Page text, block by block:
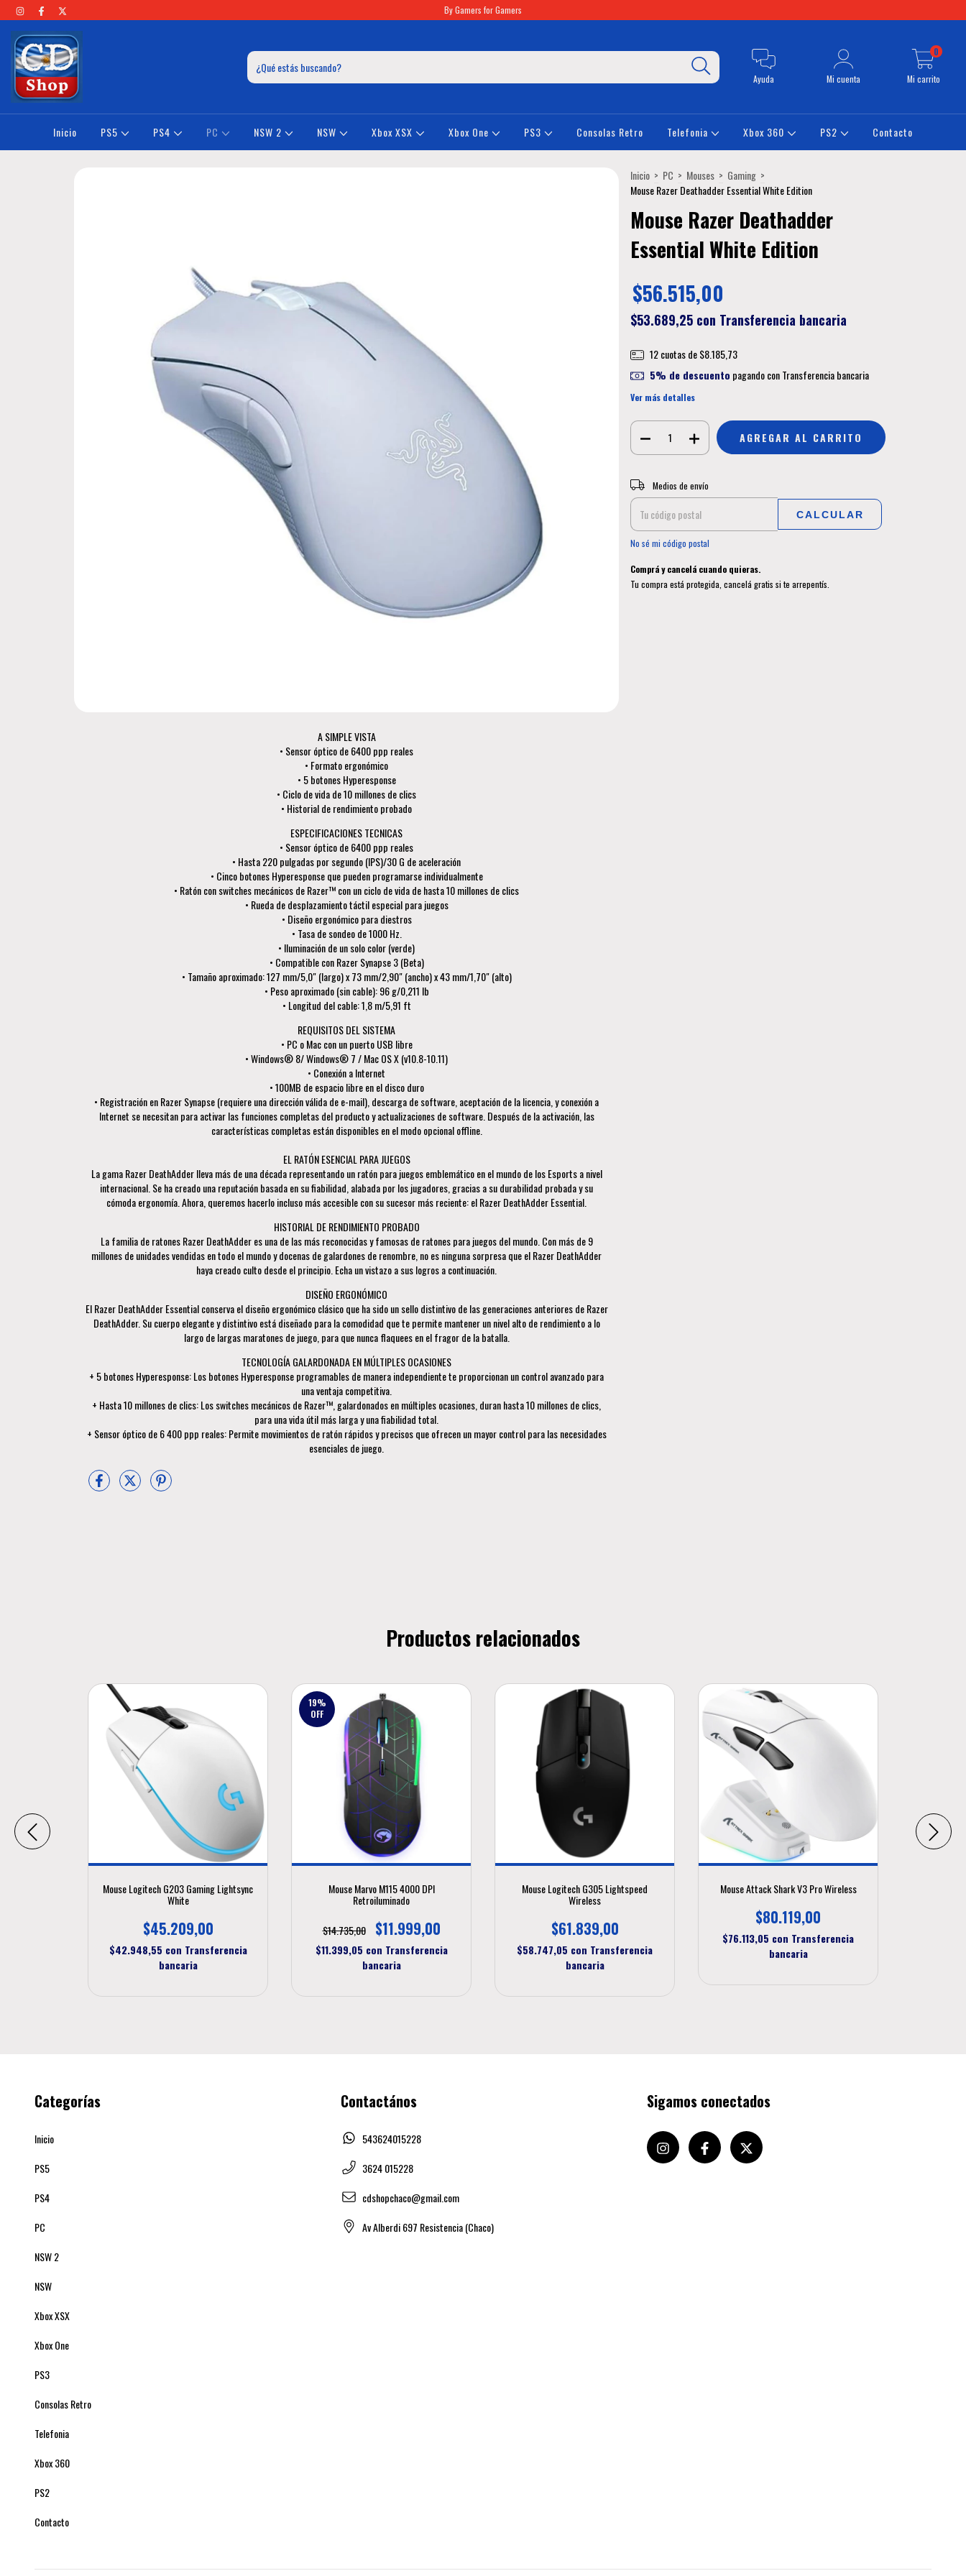
By Gamers for Gamers
Ayuda Mi cuenta Mi carrito
0
Inicio PS5 PS4 PC NSW 2 NSW Xbox XSX Xbox One PS3 Consolas Retro Telefonia Xbox 360 PS2 Contacto
A SIMPLE VISTA
• Sensor óptico de 6400 ppp reales
• Formato ergonómico
• 5 botones Hyperesponse
• Ciclo de vida de 10 millones de clics
• Historial de rendimiento probado
ESPECIFICACIONES TECNICAS
• Sensor óptico de 6400 ppp reales
• Hasta 220 pulgadas por segundo (IPS)/30 G de aceleración
• Cinco botones Hyperesponse que pueden programarse individualmente
• Ratón con switches mecánicos de Razer™ con un ciclo de vida de hasta 10 millones de clics
• Rueda de desplazamiento táctil especial para juegos
• Diseño ergonómico para diestros
• Tasa de sondeo de 1000 Hz.
• Iluminación de un solo color (verde)
• Compatible con Razer Synapse 3 (Beta)
• Tamaño aproximado: 127 mm/5,0" (largo) x 73 mm/2,90" (ancho) x 43 mm/1,70" (alto)
• Peso aproximado (sin cable): 96 g/0,211 lb
• Longitud del cable: 1,8 m/5,91 ft
REQUISITOS DEL SISTEMA
• PC o Mac con un puerto USB libre
• Windows® 8/ Windows® 7 / Mac OS X (v10.8-10.11)
• Conexión a Internet
• 100MB de espacio libre en el disco duro
• Registración en Razer Synapse (requiere una dirección válida de e-mail), descarga de software, aceptación de la licencia, y conexión a
Internet se necesitan para activar las funciones completas del producto y actualizaciones de software. Después de la activación, las
características completas están disponibles en el modo opcional offline.
EL RATÓN ESENCIAL PARA JUEGOS
La gama Razer DeathAdder lleva más de una década representando un ratón para juegos emblemático en el mundo de los Esports a nivel
internacional. Se ha creado una reputación basada en su fiabilidad, alabada por los jugadores, gracias a su durabilidad probada y su
cómoda ergonomía. Ahora, queremos hacerlo incluso más accesible con su sucesor más reciente: el Razer DeathAdder Essential.
HISTORIAL DE RENDIMIENTO PROBADO
La familia de ratones Razer DeathAdder es una de las más reconocidas y famosas de ratones para juegos del mundo. Con más de 9
millones de unidades vendidas en todo el mundo y docenas de galardones de renombre, no es ninguna sorpresa que el Razer DeathAdder
haya creado culto desde el principio. Echa un vistazo a sus logros a continuación.
DISEÑO ERGONÓMICO
El Razer DeathAdder Essential conserva el diseño ergonómico clásico que ha sido un sello distintivo de las generaciones anteriores de Razer
DeathAdder. Su cuerpo elegante y distintivo está diseñado para la comodidad que te permite mantener un nivel alto de rendimiento a lo
largo de largas maratones de juego, para que nunca flaquees en el fragor de la batalla.
TECNOLOGÍA GALARDONADA EN MÚLTIPLES OCASIONES
+ 5 botones Hyperesponse: Los botones Hyperesponse programables de manera independiente te proporcionan un control avanzado para
una ventaja competitiva.
+ Hasta 10 millones de clics: Los switches mecánicos de Razer™, galardonados en múltiples ocasiones, duran hasta 10 millones de clics,
para una vida útil más larga y una fiabilidad total.
+ Sensor óptico de 6 400 ppp reales: Permite movimientos de ratón rápidos y precisos que ofrecen un mayor control para las necesidades
esenciales de juego.
Inicio > PC > Mouses > Gaming >
Mouse Razer Deathadder Essential White Edition
Mouse Razer Deathadder
Essential White Edition
$56.515,00
$53.689,25 con Transferencia bancaria
12 cuotas de$8.185,73
5% de descuento pagando con Transferencia bancaria
Ver más detalles
Entregas para el CP:
Medios de envío
CALCULAR
No sé mi código postal
Comprá y cancelá cuando quieras.
Tu compra está protegida, cancelá gratis si te arrepentís.
Productos relacionados
Mouse Logitech G203 Gaming Lightsync
White
$45.209,00
$42.948,55 con Transferencia
bancaria
19%
OFF
Mouse Marvo M115 4000 DPI
Retroiluminado
$14.735,00
$11.999,00
$11.399,05 con Transferencia
bancaria
Mouse Logitech G305 Lightspeed
Wireless
$61.839,00
$58.747,05 con Transferencia
bancaria
Mouse Attack Shark V3 Pro Wireless
$80.119,00
$76.113,05 con Transferencia
bancaria
Categorías
Inicio
PS5
PS4
PC
NSW 2
NSW
Xbox XSX
Xbox One
PS3
Consolas Retro
Telefonia
Xbox 360
PS2
Contacto
Contactános
543624015228
3624 015228
cdshopchaco@gmail.com
Av Alberdi 697 Resistencia (Chaco)
Sigamos conectados